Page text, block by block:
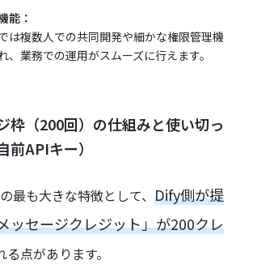
能：
は複数人での共同開発や細かな権限管理機
、業務での運用がスムーズに行えます。
枠（200回）の仕組みと使い切っ
前APIキー）
最も大きな特徴として、Dify側が提
ッセージクレジット」が200クレ
る点があります。